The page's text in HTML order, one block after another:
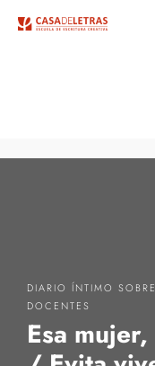
DIARIO ÍNTIMO
DOCENTES
Esa